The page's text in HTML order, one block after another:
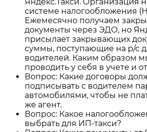
системе налогообложения
Ежемесячно получаем
документы через ЭДО, но
присылает закрывающих
суммы, поступающие на р/с
водителей. Каким образом
проводить у себя в учете и
Вопрос: Какие договоры
подписывать с водителем
автомобилями, чтобы не
же агент.
Вопрос: Какое
выбрать для ИП-такси?